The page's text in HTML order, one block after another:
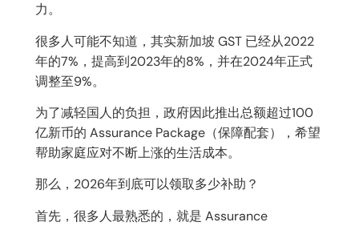
力。
很多人可能不知道，其实新加坡 GST 已经从2022
年的7%，提高到2023年的8%，并在2024年正式
调整至9%。
为了减轻国人的负担，政府因此推出总额超过100
亿新币的 Assurance Package（保障配套），希望
帮助家庭应对不断上涨的生活成本。
那么，2026年到底可以领取多少补助？
首先，很多人最熟悉的，就是 Assurance